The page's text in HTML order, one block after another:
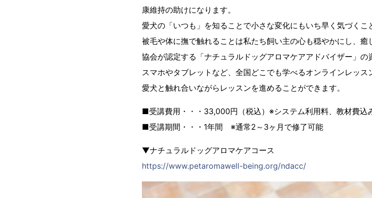
康維持の助けになります。
愛犬の「いつも」を知ることで小さな変化にもいち早く気づく
被毛や体に撫で触れることは私たち飼い主の心も穏やかにし、癒
協会が認定する「ナチュラルドッグアロマケアアドバイザー」の
スマホやタブレットなど、全国どこでも学べるオンラインレッス
愛犬と触れ合いながらレッスンを進めることができます。
■受講費用・・・33,000円（税込）※システム利用料、教材費込
■受講期間・・・1年間 ※通常2～3ヶ月で修了可能
▼ナチュラルドッグアロマケアコース
https://www.petaromawell-being.org/ndacc/